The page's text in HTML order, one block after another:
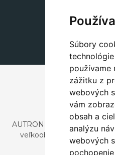
Súbory
používame
zážitku z
webových
vám
obsah a
analýzu
webových
+420
AUTRONIC, s.r.o. je
veľkoobchodným
nábytku a